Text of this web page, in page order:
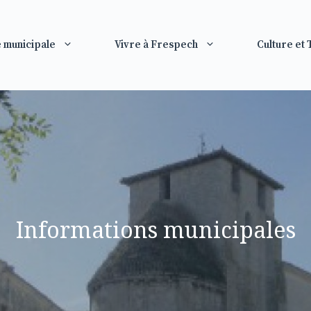
municipale Vivre à Frespech Culture et
Informations municipales